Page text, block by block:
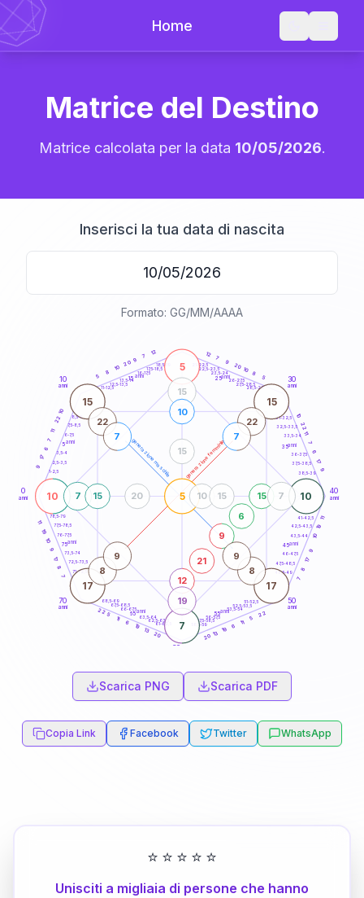
Home
Matrice del Destino
Matrice calcolata per la data 10/05/2026.
Inserisci la tua data di nascita
Formato: GG/MM/AAAA
generazione maschile generazione femminile
0
anni
10
anni
30
anni
40
anni
50
anni
60
70
anni
1-2,5
2,5-3,5
3,5-4
6-7,5
7,5-8,5
8,5-9
11-12,5
12,5-13,5
13,5-14
16-17,5
17,5-18,5
18,5-19
21-22,5
22,5-23,5
23,5-24
26-27,5
27,5-28,5
28,5-29
31-32,5
32,5-33,5
33,5-34
36-37,5
37,5-38,5
38,5-39
41-42,5
42,5-43,5
43,5-44
46-47,5
47,5-48,5
48,5-49
51-52,5
52,5-53,5
53,5-54
56-57,5
57,5-58,5
58,5-59
61-62,5
62,5-63,5
63,5-64
66-67,5
67,5-68,5
68,5-69
71-72,5
72,5-73,5
73,5-74
76-77,5
77,5-78,5
78,5-79
9
17
6
7
11
22
10
5
8
10
20 9
7
12 12 7
9
20 10 8
5
10
22
11
7
6
17
9
11
19
10
9
17
8
7
22
5
11
6
19
13
20
20
13
19
6
11
5
22
7
8
17
9
10
19
11
10
5
10
7
5
15 15
17 17
12
21
9
6
15
7
15
7
19
15
10
10 15
20
15
22
7
22
7
8
9
8
9
5anni
15 anni 25anni
35anni
45anni
55anni
65anni
75anni
Scarica PNG Scarica PDF
Copia Link Facebook Twitter WhatsApp
⭐ ⭐ ⭐ ⭐ ⭐
Unisciti a migliaia di persone che hanno